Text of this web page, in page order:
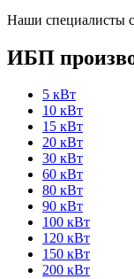
Наши специалисты
ИБП
5 кВт
10 кВт
15 кВт
20 кВт
30 кВт
60 кВт
80 кВт
90 кВт
100 кВт
120 кВт
150 кВт
200 кВт